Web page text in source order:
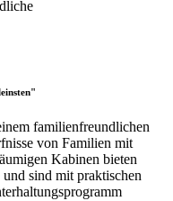
familienfreundlichen
von Familien mit
Kabinen bieten
sind mit praktischen